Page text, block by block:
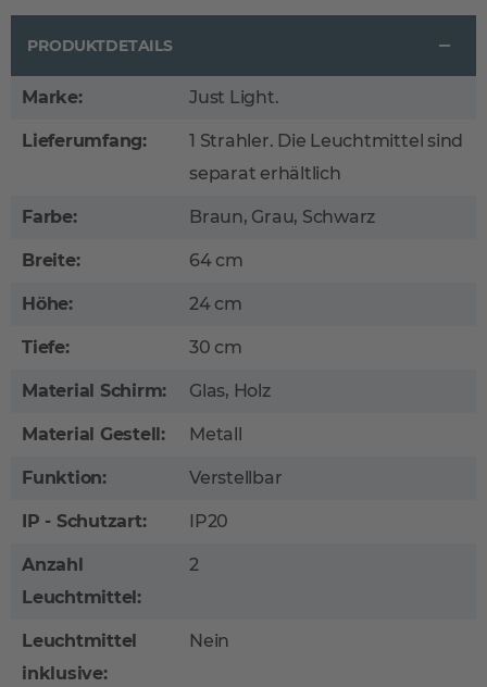
PRODUKTDETAILS
Marke: Just Light.
Lieferumfang:
1 Strahler. Die Leuchtmittel sind
separat erhältlich
Farbe: Braun, Grau, Schwarz
Breite: 64 cm
Höhe: 24 cm
Tiefe: 30 cm
Material Schirm: Glas, Holz
Material Gestell: Metall
Funktion: Verstellbar
IP - Schutzart: IP20
Anzahl
Leuchtmittel:
2
Leuchtmittel
inklusive:
Nein